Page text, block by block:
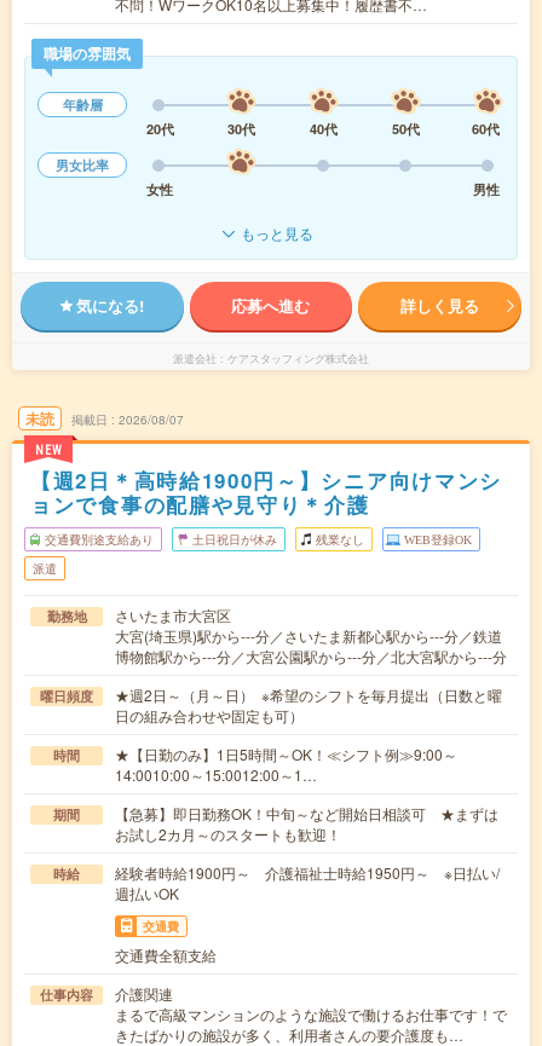
不問！WワークOK10名以上募集中！履歴書不…
職場の雰囲気
年齢層
20代
30代 40代 50代
60代
男女比率
女性
男性
もっと見る
気になる! 応募へ進む 詳しく見る
派遣会社 ケアスタッフィング株式会社
未読
NEW
掲載日 2026/08/07
【週2日＊高時給1900円～】シニア向けマンシ
ョンで食事の配膳や見守り＊介護
交通費別途支給あり 土日祝日が休み 残業なし WEB登録OK
派遣
勤務地
さいたま市大宮区
大宮(埼玉県)駅から---分／さいたま新都心駅から---分／鉄道
博物館駅から---分／大宮公園駅から---分／北大宮駅から---分
曜日頻度
★週2日～（月～日） ※希望のシフトを毎月提出（日数と曜
日の組み合わせや固定も可）
時間
★【日勤のみ】1日5時間～OK！≪シフト例≫9:00～
14:0010:00～15:0012:00～1…
期間
【急募】即日勤務OK！中旬～など開始日相談可 ★まずは
お試し2カ月～のスタートも歓迎！
時給
経験者時給1900円～ 介護福祉士時給1950円～ ※日払い/
週払いOK
交通費
交通費全額支給
仕事内容
介護関連
まるで高級マンションのような施設で働けるお仕事です！で
きたばかりの施設が多く、利用者さんの要介護度も…